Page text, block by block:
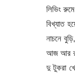
লিভিং
বিখ্যাত
নাচনে
আজ আর
দু টুকরা